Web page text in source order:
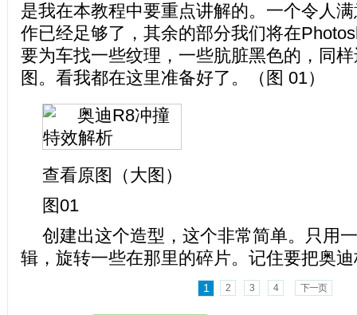
是我在本教程中要重点讲解的。一个令人
作已经足够了，其余的部分我们将在
要为车找一些纹理，一些肮脏黑色的，同
图。看我都在这里准备好了。（图 01）
查看原图（大图）
图01
创建出这个造型，这个非常简单。只用
辑，旋转一些在那里的碎片。记住要把奥
1 2 3 4 下一页